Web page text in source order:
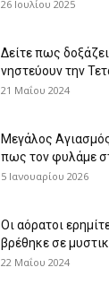
26 Ιουλίου 2025
Δείτε πως
νηστεύουν την
21 Μαΐου 2024
Μεγάλος
πως τον φυλάμε
5 Ιανουαρίου 2026
Οι αόρατοι
βρέθηκε σε
22 Μαΐου 2024